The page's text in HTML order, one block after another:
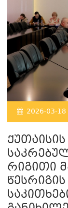
2026-03-18
რიგითი